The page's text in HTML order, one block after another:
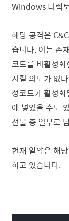
Windows 디렉
해당 공격은
습니다. 이는 존
코드를 비활성
시킬 의도가 없
성코드가 활성
에 넣었을 수도
선물 중 일부로
현재 알약은 해
하고 있습니다.